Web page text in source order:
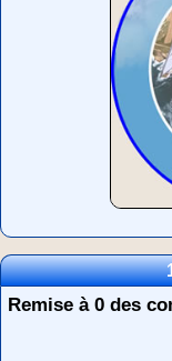
Remise à 0 des